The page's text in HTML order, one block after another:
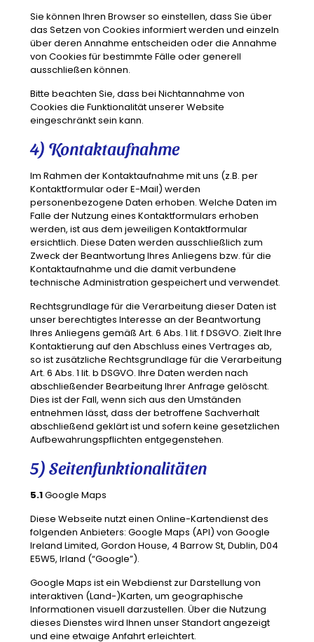
Sie können Ihren Browser so einstellen, dass Sie über
das Setzen von Cookies informiert werden und einzeln
über deren Annahme entscheiden oder die Annahme
von Cookies für bestimmte Fälle oder generell
ausschließen können.
Bitte beachten Sie, dass bei Nichtannahme von
Cookies die Funktionalität unserer Website
eingeschränkt sein kann.
4) Kontaktaufnahme
Im Rahmen der Kontaktaufnahme mit uns (z.B. per
Kontaktformular oder E-Mail) werden
personenbezogene Daten erhoben. Welche Daten im
Falle der Nutzung eines Kontaktformulars erhoben
werden, ist aus dem jeweiligen Kontaktformular
ersichtlich. Diese Daten werden ausschließlich zum
Zweck der Beantwortung Ihres Anliegens bzw. für die
Kontaktaufnahme und die damit verbundene
technische Administration gespeichert und verwendet.
Rechtsgrundlage für die Verarbeitung dieser Daten ist
unser berechtigtes Interesse an der Beantwortung
Ihres Anliegens gemäß Art. 6 Abs. 1 lit. f DSGVO. Zielt Ihre
Kontaktierung auf den Abschluss eines Vertrages ab,
so ist zusätzliche Rechtsgrundlage für die Verarbeitung
Art. 6 Abs. 1 lit. b DSGVO. Ihre Daten werden nach
abschließender Bearbeitung Ihrer Anfrage gelöscht.
Dies ist der Fall, wenn sich aus den Umständen
entnehmen lässt, dass der betroffene Sachverhalt
abschließend geklärt ist und sofern keine gesetzlichen
Aufbewahrungspflichten entgegenstehen.
5) Seitenfunktionalitäten
5.1Google Maps
Diese Webseite nutzt einen Online-Kartendienst des
folgenden Anbieters: Google Maps (API) von Google
Ireland Limited, Gordon House, 4 Barrow St, Dublin, D04
E5W5, Irland (“Google”).
Google Maps ist ein Webdienst zur Darstellung von
interaktiven (Land-)Karten, um geographische
Informationen visuell darzustellen. Über die Nutzung
dieses Dienstes wird Ihnen unser Standort angezeigt
und eine etwaige Anfahrt erleichtert.